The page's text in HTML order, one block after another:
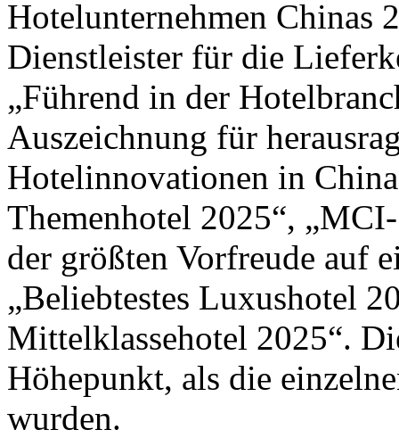
Hotelunternehmen Chinas
Dienstleister für die
„Führend in der
Auszeichnung für
Hotelinnovationen in
Themenhotel 2025“,
der größten Vorfreude auf
„Beliebtestes Luxushotel
Mittelklassehotel 2025“.
Höhepunkt, als die
wurden.